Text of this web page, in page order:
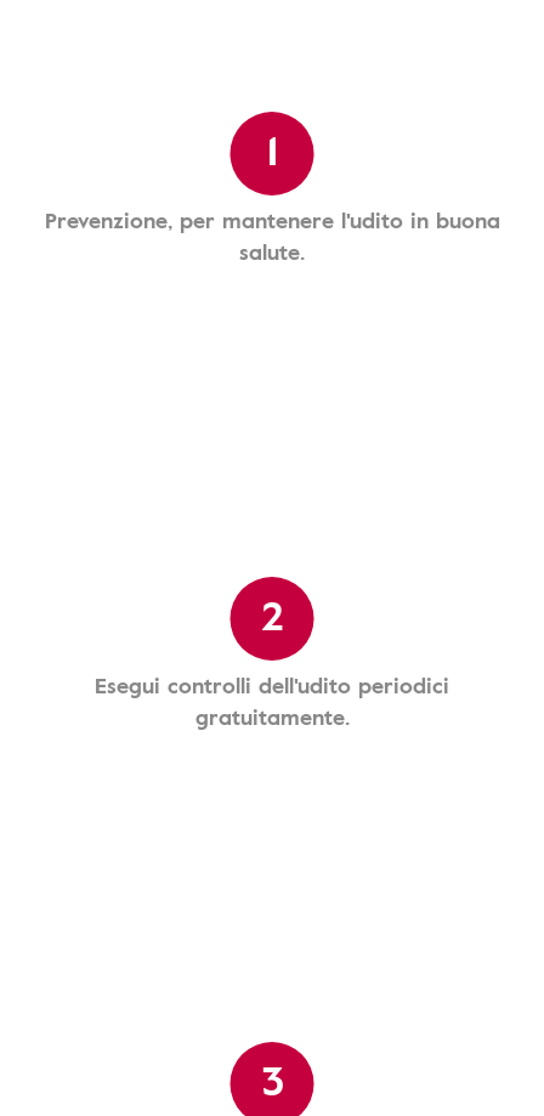
1
Prevenzione, per mantenere l'udito in buona
salute.
2
Esegui controlli dell'udito periodici
gratuitamente.
3